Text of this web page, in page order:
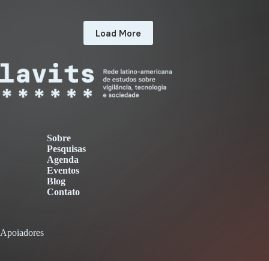
Load More
Sobre
Pesquisas
Agenda
Eventos
Blog
Contato
Apoiadores